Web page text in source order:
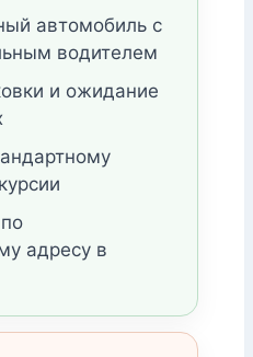
автомобиль с
водителем
и ожидание
адресу в